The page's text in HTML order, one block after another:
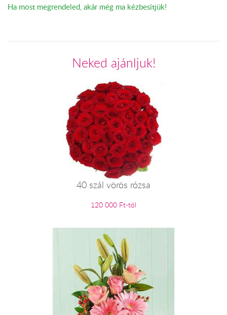
Ha most megrendeled, akár még ma kézbesítjük!
Neked ajánljuk!
40 szál vörös rózsa
120 000 Ft-tól